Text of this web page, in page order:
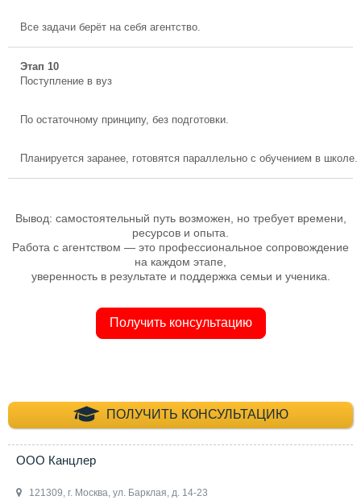
Все задачи берёт на себя агентство.
Этап 10
Поступление в вуз
По остаточному принципу, без подготовки.
Планируется заранее, готовятся параллельно с обучением в школе.
Вывод: самостоятельный путь возможен, но требует времени,
ресурсов и опыта.
Работа с агентством — это профессиональное сопровождение
на каждом этапе,
уверенность в результате и поддержка семьи и ученика.
Получить консультацию
ПОЛУЧИТЬ КОНСУЛЬТАЦИЮ
+7 (495) 660-35-
ООО Канцлер
121309, г. Москва, ул. Барклая, д. 14-23